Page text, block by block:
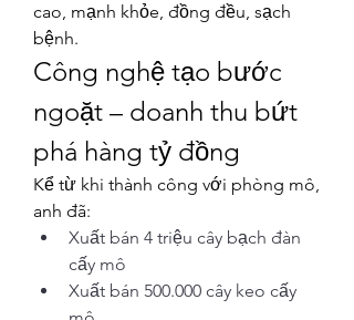
cao, mạnh khỏe, đồng đều, sạch
bệnh.
Công nghệ tạo bước
ngoặt – doanh thu bứt
phá hàng tỷ đồng
Kể từ khi thành công với phòng mô,
anh đã:
Xuất bán 4 triệu cây bạch đàn
cấy mô
Xuất bán 500.000 cây keo cấy